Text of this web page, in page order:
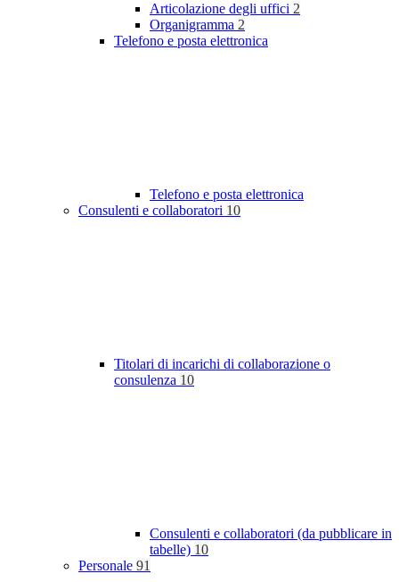
Articolazione degli uffici 2
Organigramma 2
Telefono e posta elettronica
Telefono e posta elettronica
Consulenti e collaboratori 10
Titolari di incarichi di collaborazione o
consulenza 10
Consulenti e collaboratori (da pubblicare in
tabelle) 10
Personale 91